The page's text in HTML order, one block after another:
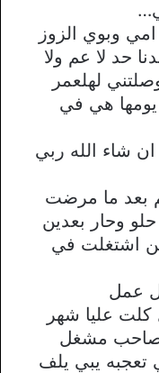
وبوي الزوز
حد ﻻ عم وﻻ
لهلعمر
هي في
شاء الله ربي
بعد ما مرضت
وحار بعدين
اشتغلت في
عمل
عليا شهر
صاحب مشغل
تعجبه يبي يلف